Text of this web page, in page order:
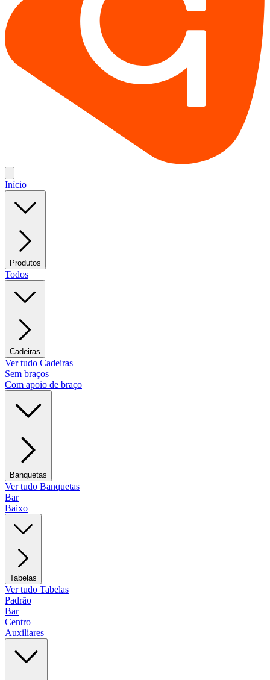
Início
Produtos
Todos
Cadeiras
Ver tudo Cadeiras
Sem braços
Com apoio de braço
Banquetas
Ver tudo Banquetas
Bar
Baixo
Tabelas
Ver tudo Tabelas
Padrão
Bar
Centro
Auxiliares